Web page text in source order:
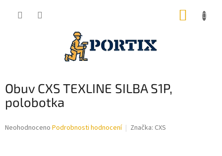
Obuv CXS TEXLINE SILBA S1P,
polobotka
Průměrné
Neohodnoceno Podrobnosti hodnocení Značka: CXS